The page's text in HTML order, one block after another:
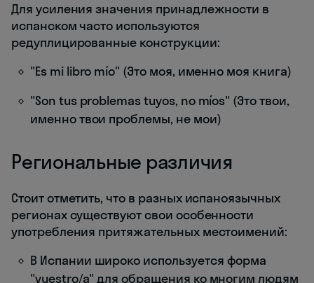
Для усиления значения принадлежности в
испанском часто используются
редуплицированные конструкции:
"Es mi libro mío" (Это моя, именно моя книга)
"Son tus problemas tuyos, no míos" (Это твои,
именно твои проблемы, не мои)
Региональные различия
Стоит отметить, что в разных испаноязычных
регионах существуют свои особенности
употребления притяжательных местоимений:
В Испании широко используется форма
"vuestro/a" для обращения ко многим людям